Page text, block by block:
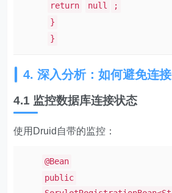
return
null
;
}
}
4. 深入分析：如何避免连
4.1 监控数据库连接状态
使用Druid自带的监控：
@Bean
public